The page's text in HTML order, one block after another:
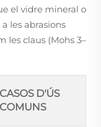
el vidre mineral o
les abrasions
les claus (Mohs 3–
CASOS D'ÚS
COMUNS